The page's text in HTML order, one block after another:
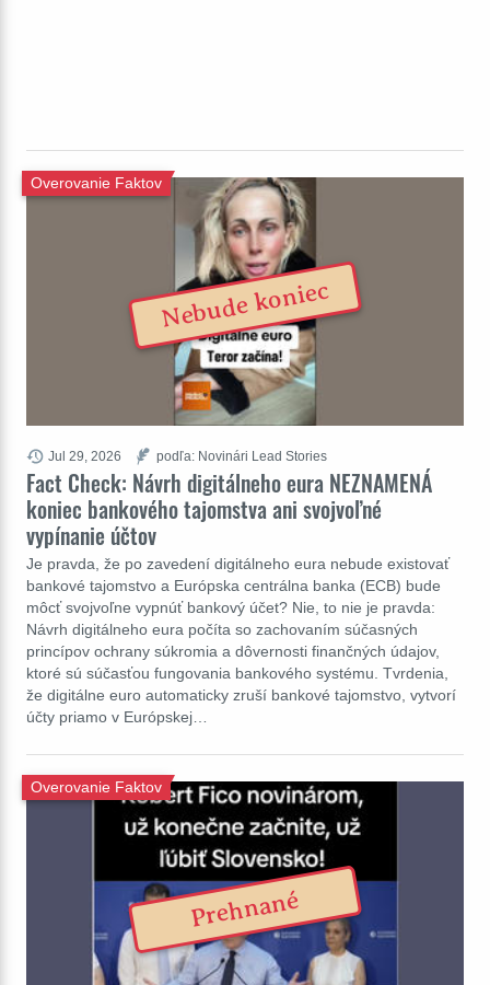
Fact Check: Návrh digitálneho eura NEZNAMENÁ
koniec bankového tajomstva ani svojvoľné
vypínanie účtov
Overovanie Faktov
Je pravda, že po zavedení digitálneho eura nebude existovať
bankové tajomstvo a Európska centrálna banka (ECB) bude
môcť svojvoľne vypnúť bankový účet? Nie, to nie je pravda:
Návrh digitálneho eura počíta so zachovaním súčasných
princípov ochrany súkromia a dôvernosti finančných údajov,
ktoré sú súčasťou fungovania bankového systému. Tvrdenia,
že digitálne euro automaticky zruší bankové tajomstvo, vytvorí
účty priamo v Európskej…
Jul 29, 2026 podľa: Novinári Lead Stories
Nebude koniec
Overovanie Faktov
Prehnané